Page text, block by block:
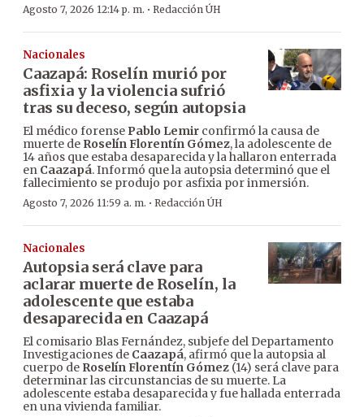
Agosto 7, 2026 12:14 p. m. · Redacción ÚH
Nacionales
Caazapá: Roselín murió por
asfixia y la violencia sufrió
tras su deceso, según autopsia
El médico forense Pablo Lemir confirmó la causa de
muerte de Roselín Florentín Gómez, la adolescente de
14 años que estaba desaparecida y la hallaron enterrada
en Caazapá. Informó que la autopsia determinó que el
fallecimiento se produjo por asfixia por inmersión.
Agosto 7, 2026 11:59 a. m. · Redacción ÚH
Nacionales
Autopsia será clave para
aclarar muerte de Roselín, la
adolescente que estaba
desaparecida en Caazapá
El comisario Blas Fernández, subjefe del Departamento
Investigaciones de Caazapá, afirmó que la autopsia al
cuerpo de Roselín Florentín Gómez (14) será clave para
determinar las circunstancias de su muerte. La
adolescente estaba desaparecida y fue hallada enterrada
en una vivienda familiar.